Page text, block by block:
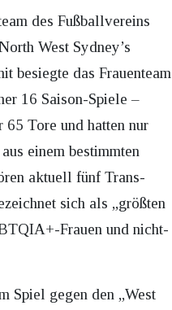
des Fußballvereins
West Sydney’s
besiegte das Frauenteam
16 Saison-Spiele –
65 Tore und hatten nur
einem bestimmten
aktuell fünf Trans-
sich als „größten
Frauen und nicht-
Spiel gegen den „West